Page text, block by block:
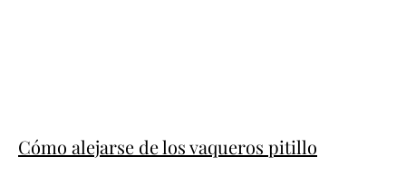
Cómo alejarse de los vaqueros pitillo